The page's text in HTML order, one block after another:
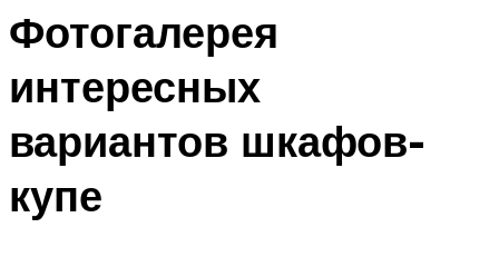
Фотогалерея
интересных
вариантов шкафов-
купе